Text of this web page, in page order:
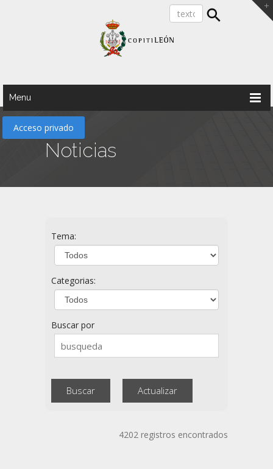
Menu
Acceso privado
Noticias
Tema:
Categorias:
Buscar por
4202 registros encontrados